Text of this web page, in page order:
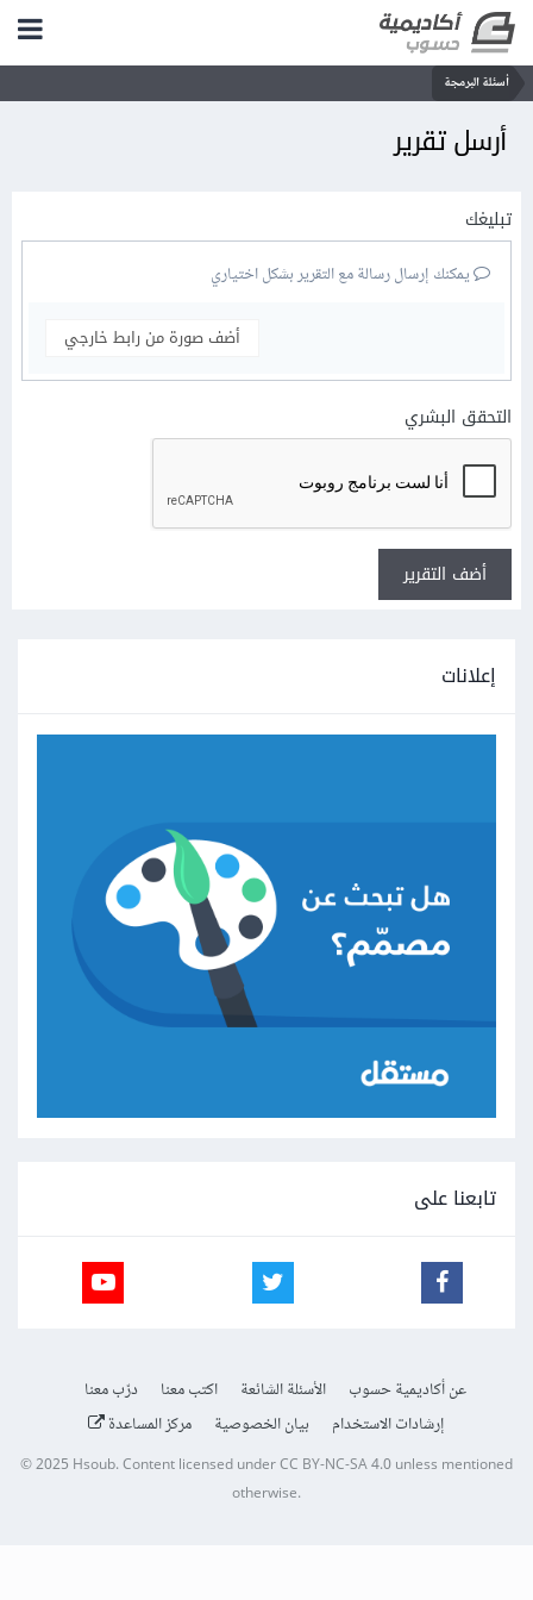
أسئلة البرمجة
أرسل تقرير
تبليغك
يمكنك إرسال رسالة مع التقرير بشكل اختياري
أضف صورة من رابط خارجي
التحقق البشري
أضف التقرير
إعلانات
تابعنا على
عن أكاديمية حسوب الأسئلة الشائعة اكتب معنا
درّب معنا
إرشادات الاستخدام
بيان الخصوصية مركز المساعدة
© 2025 Hsoub.Content licensed underCC BY-NC-SA 4.0unless mentioned
otherwise.